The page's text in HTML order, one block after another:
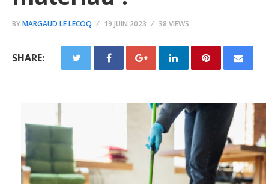
BYMARGAUD LE LECOQ 19 JUIN 2023 38 VIEWS
SHARE: